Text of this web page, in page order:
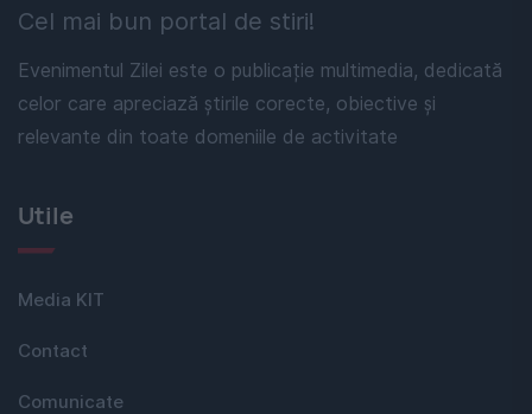
Cel mai bun portal de stiri!
Evenimentul Zilei este o publicație multimedia, dedicată
celor care apreciază știrile corecte, obiective și
relevante din toate domeniile de activitate
Utile
Media KIT
Contact
Comunicate